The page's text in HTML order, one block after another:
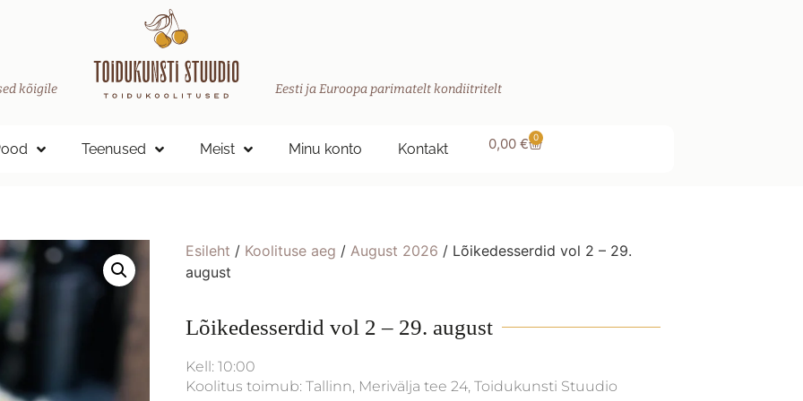
kõigile Eesti ja Euroopa parimatelt kondiitritelt
Teenused Meist Minu konto Kontakt 0,00 € 0
Esileht / Koolituse aeg / August 2026 / Lõikedesserdid vol 2 – 29.
august
Lõikedesserdid vol 2 – 29. august
Kell: 10:00
Koolitus toimub: Tallinn, Merivälja tee 24, Toidukunsti Stuudio